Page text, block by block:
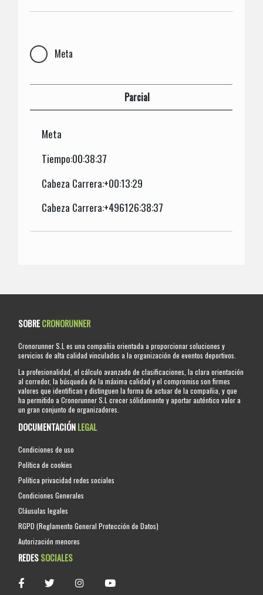
Meta
Parcial
Meta
Tiempo:00:38:37
Cabeza Carrera:+00:13:29
Cabeza Carrera:+496126:38:37
SOBRECRONORUNNER
Cronorunner S.L es una compañia orientada a proporcionar soluciones y
servicios de alta calidad vinculados a la organización de eventos deportivos.
La profesionalidad, el cálculo avanzado de clasificaciones, la clara orientación
al corredor, la búsqueda de la máxima calidad y el compromiso son firmes
valores que identifican y distinguen la forma de actuar de la compañia, y que
ha permitido a Cronorunner S.L crecer sólidamente y aportar auténtico valor a
un gran conjunto de organizadores.
DOCUMENTACIÓNLEGAL
Condiciones de uso
Política de cookies
Política privacidad redes sociales
Condiciones Generales
Cláusulas legales
RGPD (Reglamento General Protección de Datos)
Autorización menores
REDESSOCIALES